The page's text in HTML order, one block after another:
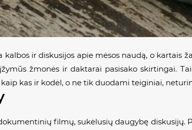
ir diskusijos apie mėsos naudą, o kartais
žmonės ir daktarai pasisako skirtingai.
kas ir kodėl, o ne tik duodami teiginiai,
filmų, sukėlusių daugybę